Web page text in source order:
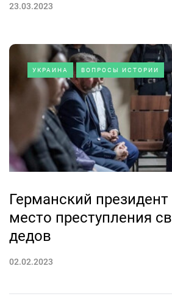
23.03.2023
УКРАИНА ВОПРОСЫ ИСТОРИИ
Германский
место преступления
дедов
02.02.2023